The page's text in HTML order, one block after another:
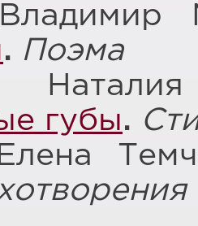
. Поэма
губы.